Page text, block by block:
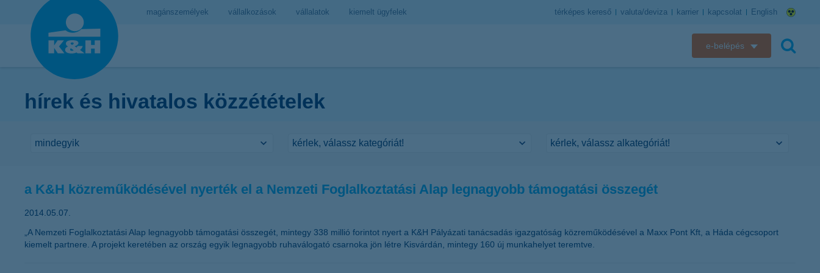
magánszemélyek vállalkozások vállalatok kiemelt ügyfelek térképes kereső valuta/deviza karrier kapcsolat English
e-belépés
hírek és hivatalos közzétételek
a K&H közreműködésével nyerték el a Nemzeti Foglalkoztatási Alap legnagyobb támogatási összegét
2014.05.07.
„A Nemzeti Foglalkoztatási Alap legnagyobb támogatási összegét, mintegy 338 millió forintot nyert a K&H Pályázati tanácsadás igazgatóság közreműködésével a Maxx Pont Kft, a Háda cégcsoport
kiemelt partnere. A projekt keretében az ország egyik legnagyobb ruhaválogató csarnoka jön létre Kisvárdán, mintegy 160 új munkahelyet teremtve.